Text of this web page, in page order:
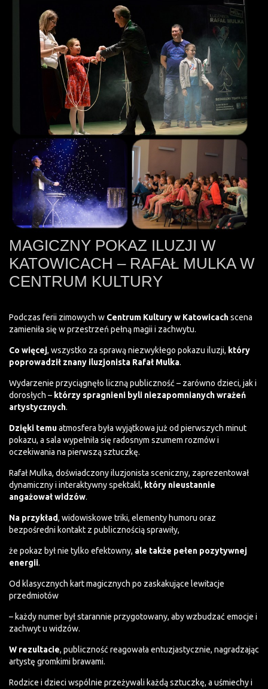
MAGICZNY POKAZ ILUZJI W
KATOWICACH – RAFAŁ MULKA W
CENTRUM KULTURY
Podczas ferii zimowych w Centrum Kultury w Katowicachscena
zamieniła się w przestrzeń pełną magii i zachwytu.
Co więcej, wszystko za sprawą niezwykłego pokazu iluzji, który
poprowadził znany iluzjonista Rafał Mulka.
Wydarzenie przyciągnęło liczną publiczność – zarówno dzieci, jak i
dorosłych – którzy spragnieni byli niezapomnianych wrażeń
artystycznych.
Dzięki temuatmosfera była wyjątkowa już od pierwszych minut
pokazu, a sala wypełniła się radosnym szumem rozmów i
oczekiwania na pierwszą sztuczkę.
Rafał Mulka, doświadczony iluzjonista sceniczny, zaprezentował
dynamiczny i interaktywny spektakl, który nieustannie
angażował widzów.
Na przykład, widowiskowe triki, elementy humoru oraz
bezpośredni kontakt z publicznością sprawiły,
że pokaz był nie tylko efektowny, ale także pełen pozytywnej
energii.
Od klasycznych kart magicznych po zaskakujące lewitacje
przedmiotów
– każdy numer był starannie przygotowany, aby wzbudzać emocje i
zachwyt u widzów.
W rezultacie, publiczność reagowała entuzjastycznie, nagradzając
artystę gromkimi brawami.
Rodzice i dzieci wspólnie przeżywali każdą sztuczkę, a uśmiechy i